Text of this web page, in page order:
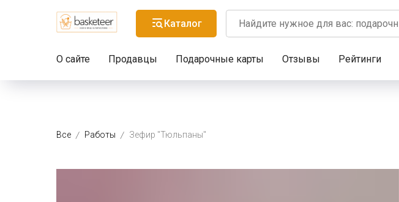
Каталог
О сайте Продавцы Подарочные карты Отзывы Рейтинги
Все Работы Зефир "Тюльпаны"